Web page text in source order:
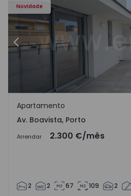
Novidade
Anterior
Av. Boavista, Porto
Apartamento
Av. Boavista, Porto
Arrendar 2.300 €/mês
2 2 67 109 2